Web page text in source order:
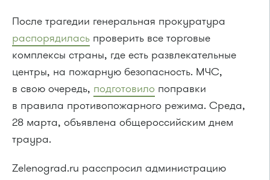
После трагедии генеральная прокуратура
распорядилась проверить все торговые
комплексы страны, где есть развлекательные
центры, на пожарную безопасность. МЧС,
в свою очередь, подготовило поправки
в правила противопожарного режима. Среда,
28 марта, объявлена общероссийским днем
траура.
Zelenograd.ru расспросил администрацию